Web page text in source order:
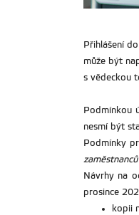
Přihlášení
může být
s vědeckou
Podmínkou
nesmí být
Podmínky
Návrhy na
prosince
kopii